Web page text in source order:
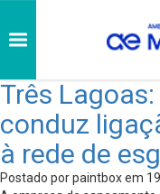
Três
conduz
à rede de
Postado por paintbox em